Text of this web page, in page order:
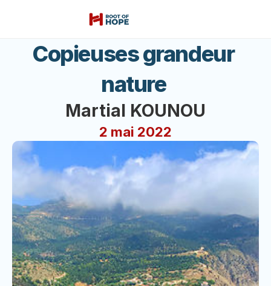
Copieuses grandeur
nature
Martial KOUNOU
2 mai 2022